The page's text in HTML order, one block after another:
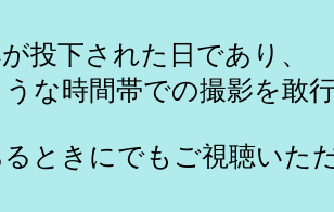
投下された日であり、
な時間帯での撮影を敢
ときにでもご視聴いた